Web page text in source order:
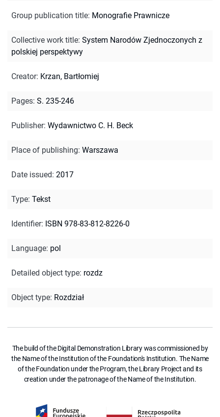
Group publication title: Monografie Prawnicze
Collective work title: System Narodów Zjednoczonych z
polskiej perspektywy
Creator: Krzan, Bartłomiej
Pages: S. 235-246
Publisher: Wydawnictwo C. H. Beck
Place of publishing: Warszawa
Date issued: 2017
Type: Tekst
Identifier: ISBN 978-83-812-8226-0
Language: pol
Detailed object type: rozdz
Object type: Rozdział
The build of the Digital Demonstration Library was commissioned by
the Name of the Institution of the Foundation's Institution. The Name
of the Foundation under the Program, the Library Project and its
creation under the patronage of the Name of the Institution.